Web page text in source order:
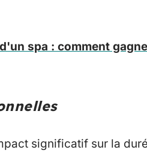
spa : comment
significatif sur la